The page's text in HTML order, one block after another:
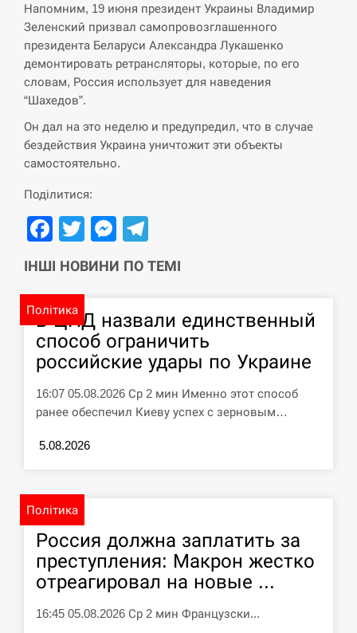
СЕРПЕНЬ
13:10
Тайвань проводить найбільші військові
навчання на тлі загрози вторгнення з…
СЕРПЕНЬ
12:53
США обсуждают лицензии на Patriot для
Украины, несмотря на сомнения…
СЕРПЕНЬ
Латвія готова направити до 20
військових для розблокування
Ормузької протоки
СЕРПЕНЬ
12:23
Силы обороны поразили российскую
переправу, склады и другие важные
СЕРПЕНЬ
СЕРПЕНЬ
11:53
Под огнем “Эпицентр”, ROZETKA и
“Новая почта”: что известно об…
СЕРПЕНЬ
Напомним, 19 июня президент Украины Владимир
Зеленский призвал самопровозглашенного
президента Беларуси Александра Лукашенко
демонтировать ретрансляторы, которые, по его
словам, Россия использует для наведения
“Шахедов”.
Он дал на это неделю и предупредил, что в случае
бездействия Украина уничтожит эти объекты
самостоятельно.
Поділитися:
Facebook
TwitterMessenger
ІНШІ НОВИНИ ПО ТЕМІ
Політика
В ЦПД назвали единственный
способ ограничить
российские удары по Украине
16:07 05.08.2026 Ср 2 мин Именно этот способ
ранее обеспечил Киеву успех с зерновым…
5.08.2026
Політика
Россия должна заплатить за
преступления: Макрон жестко
отреагировал на новые ...
16:45 05.08.2026 Ср 2 мин Французски...